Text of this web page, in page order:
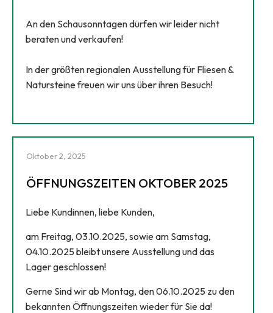
An den Schausonntagen dürfen wir leider nicht
beraten und verkaufen!
In der größten regionalen Ausstellung für Fliesen &
Natursteine freuen wir uns über ihren Besuch!
Oktober 2, 2025
ÖFFNUNGSZEITEN OKTOBER 2025
Liebe Kundinnen, liebe Kunden,
am Freitag, 03.10.2025, sowie am Samstag,
04.10.2025 bleibt unsere Ausstellung und das
Lager geschlossen!
Gerne Sind wir ab Montag, den 06.10.2025 zu den
bekannten Öffnungszeiten wieder für Sie da!